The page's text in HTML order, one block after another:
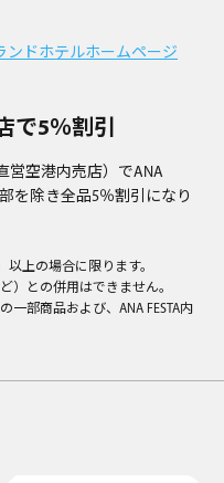
ンドホテルホームページ
で5％割引
営空港内売店）でANA
を除き全品5％割引になり
以上の場合に限ります。
）との併用はできません。
部商品および、ANA FESTA内